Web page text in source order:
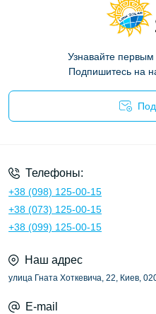
Узнавайте первым
Подпишитесь на
Телефоны:
+38 (098) 125-00-15
+38 (073) 125-00-15
+38 (099) 125-00-15
Наш адрес
улица Гната Хоткевича, 22, Киев,
E-mail